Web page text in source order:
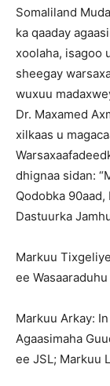
Somaliland
ka qaaday
xoolaha, isagoo
sheegay
wuxuu
Dr. Maxamed
xilkaas u
dhignaa sidan:
Qodobka
Dastuurka
Markuu
ee
Markuu Arkay:
Agaasimaha
ee JSL; Markuu